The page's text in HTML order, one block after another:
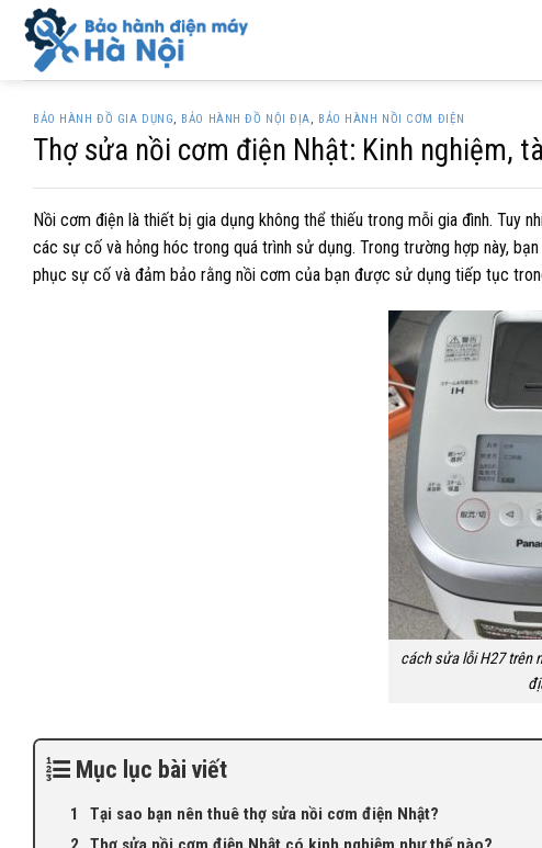
Skip
content
BẢO HÀNH ĐỒ GIA DỤNG, BẢO HÀNH ĐỒ NỘI ĐỊA, BẢO HÀNH NỒI CƠM ĐIỆN
Thợ sửa nồi cơm điện Nhật: Kinh nghiệm,
Nồi cơm điện là thiết bị gia dụng không thể thiếu trong mỗi gia đình. Tuy
các sự cố và hỏng hóc trong quá trình sử dụng. Trong trường hợp này,
phục sự cố và đảm bảo rằng nồi cơm của bạn được sử dụng tiếp tục
cách sửa lỗi H27 trên
Mục lục bài viết
Tại sao bạn nên thuê thợ sửa nồi cơm điện Nhật?